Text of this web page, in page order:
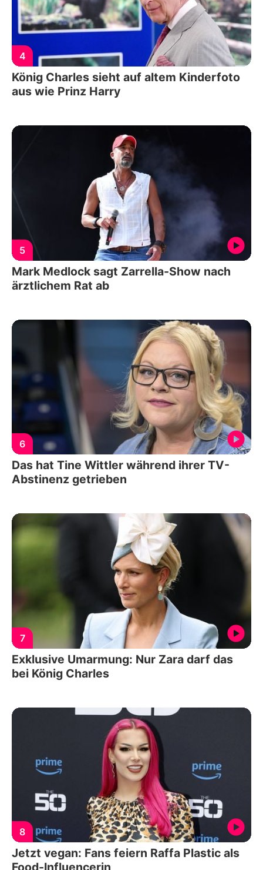
4
König Charles sieht auf altem Kinderfoto
aus wie Prinz Harry
5
Mark Medlock sagt Zarrella-Show nach
ärztlichem Rat ab
6
Das hat Tine Wittler während ihrer TV-
Abstinenz getrieben
7
Exklusive Umarmung: Nur Zara darf das
bei König Charles
8
Jetzt vegan: Fans feiern Raffa Plastic als